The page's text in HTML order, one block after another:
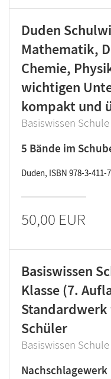
Duden
Mathematik,
Chemie,
wichtigen
kompakt und
Basiswissen Schule
5 Bände im
Duden, ISBN 978-3-411-
50,00 EUR
Basiswissen
Klasse (7.
Schüler
Basiswissen Schule
Nachschlagewerk